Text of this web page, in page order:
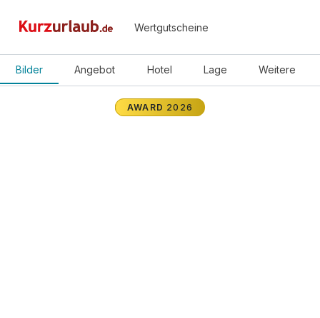
Wertgutscheine
Bilder Angebot Hotel Lage Weitere
AWARD 2026